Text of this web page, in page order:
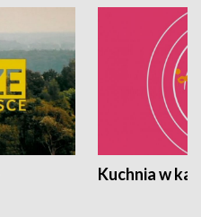
Kuchnia w